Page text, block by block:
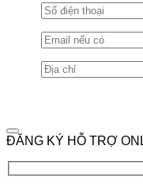
ĐĂNG KÝ HỖ TRỢ